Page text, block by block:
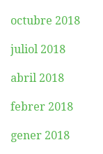
octubre 2018
juliol 2018
abril 2018
febrer 2018
gener 2018